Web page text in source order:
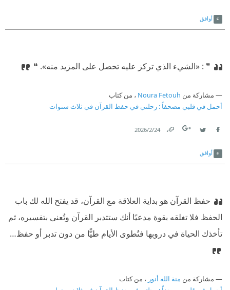
أوافق
❞ : «الشيء الذي تركز عليه تحصل على المزيد منه». ❝
مشاركة من Noura Fetouh ، من كتاب
أحمل في قلبي مصحفاً : رحلتي في حفظ القرآن في ثلاث سنوات
24‏/2‏/2026
أوافق
حفظ القرآن هو بداية العلاقة مع القرآن، قد يفتح الله لك باب
الحفظ فلا تغلقه بقوة مدعيًا أنك ستتدبر القرآن وتُعنى بتفسيره، ثم
تأخذك الحياة في دروبها فتُطوى الأيام طيًّا من دون تدبر أو حفظ…
مشاركة من منة الله أنور ، من كتاب